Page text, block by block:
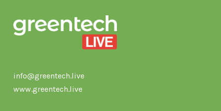
info@greentech.live
www.greentech.live